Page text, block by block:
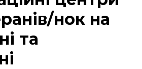
нок на
та